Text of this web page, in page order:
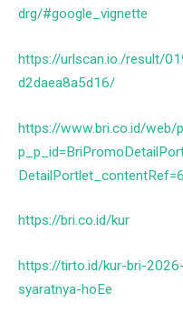
drg/#google_vignette
https://urlscan.io./result/
d2daea8a5d16/
https://www.bri.co.id/web/
https://bri.co.id/kur
https://tirto.id/kur-bri-
syaratnya-hoEe